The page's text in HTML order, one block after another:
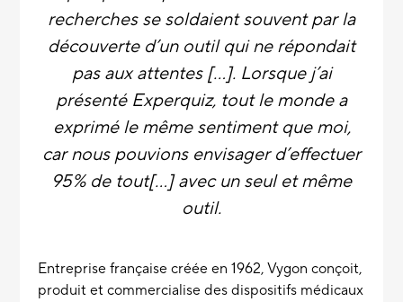
recherches se soldaient souvent par la
découverte d’un outil qui ne répondait
pas aux attentes [...]. Lorsque j’ai
présenté Experquiz, tout le monde a
exprimé le même sentiment que moi,
car nous pouvions envisager d’effectuer
95% de tout[...] avec un seul et même
outil.
Entreprise française créée en 1962,Vygon conçoit,
produit et commercialise des dispositifs médicaux